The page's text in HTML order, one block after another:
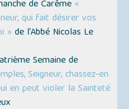
de Carême «
qui fait désirer vos
» de l’Abbé Nicolas Le
Semaine de
Seigneur, chassez-en
en peut violer la Sainteté